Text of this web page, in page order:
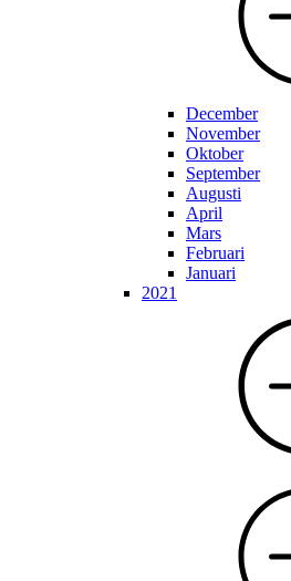
December
November
Oktober
September
Augusti
April
Mars
Februari
Januari
2021